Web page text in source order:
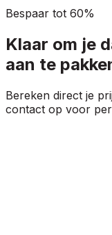
Bespaar tot 60%
Klaar om je
aan te
Bereken direct je
contact op voor